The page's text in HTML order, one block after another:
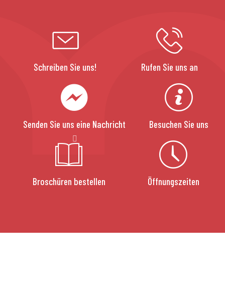
Schreiben Sie uns! Rufen Sie uns an
Senden Sie uns eine Nachricht Besuchen Sie uns
Broschüren bestellen Öffnungszeiten